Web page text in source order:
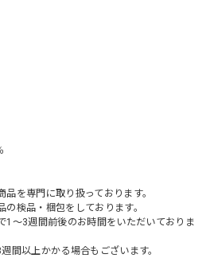
を専門に取り扱っております。
検品・梱包をしております。
1～3週間前後のお時間をいただいておりま
間以上かかる場合もございます。